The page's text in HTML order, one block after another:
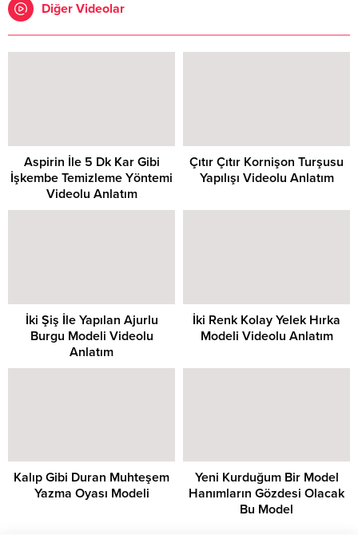
Diğer Videolar
Aspirin İle 5 Dk Kar Gibi
İşkembe Temizleme Yöntemi
Videolu Anlatım
Çıtır Çıtır Kornişon Turşusu
Yapılışı Videolu Anlatım
İki Şiş İle Yapılan Ajurlu
Burgu Modeli Videolu
Anlatım
İki Renk Kolay Yelek Hırka
Modeli Videolu Anlatım
Kalıp Gibi Duran Muhteşem
Yazma Oyası Modeli
Yeni Kurduğum Bir Model
Hanımların Gözdesi Olacak
Bu Model